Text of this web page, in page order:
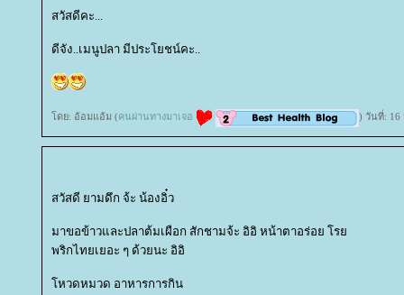
สวัสดีคะ...
ดีจัง..เมนูปลา มีประโยชน์คะ..
ดย: อ้อมแอ้ม (คนผ่านทางมาเจอ ) วันที่: 16
สวัสดี ยามดึก จ้ะ น้องอิ๋ว
มาขอข้าวและปลาต้มเผือก สักชามจ้ะ อิอิ หน้าตาอร่อย โร
พริกไทยเยอะ ๆ ด้วยนะ อิอิ
หวดหมวด อาหารการกิน